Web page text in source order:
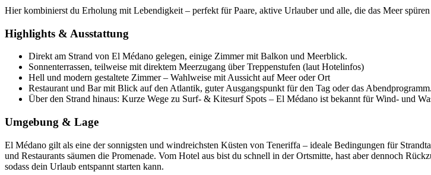
Hier kombinierst du Erholung mit Lebendigkeit – perfekt für Paare, aktive Urlauber und alle, die das Meer spüren
Highlights & Ausstattung
Direkt am Strand von El Médano gelegen, einige Zimmer mit Balkon und Meerblick.
Sonnenterrassen, teilweise mit direktem Meerzugang über Treppenstufen (laut Hotelinfos)
Hell und modern gestaltete Zimmer – Wahlweise mit Aussicht auf Meer oder Ort
Restaurant und Bar mit Blick auf den Atlantik, guter Ausgangspunkt für den Tag oder das Abendprogramm.
Über den Strand hinaus: Kurze Wege zu Surf- & Kitesurf Spots – El Médano ist bekannt für Wind- und
Umgebung & Lage
El Médano gilt als eine der sonnigsten und windreichsten Küsten von Teneriffa – ideale Bedingungen für
und Restaurants säumen die Promenade. Vom Hotel aus bist du schnell in der Ortsmitte, hast aber dennoch
sodass dein Urlaub entspannt starten kann.